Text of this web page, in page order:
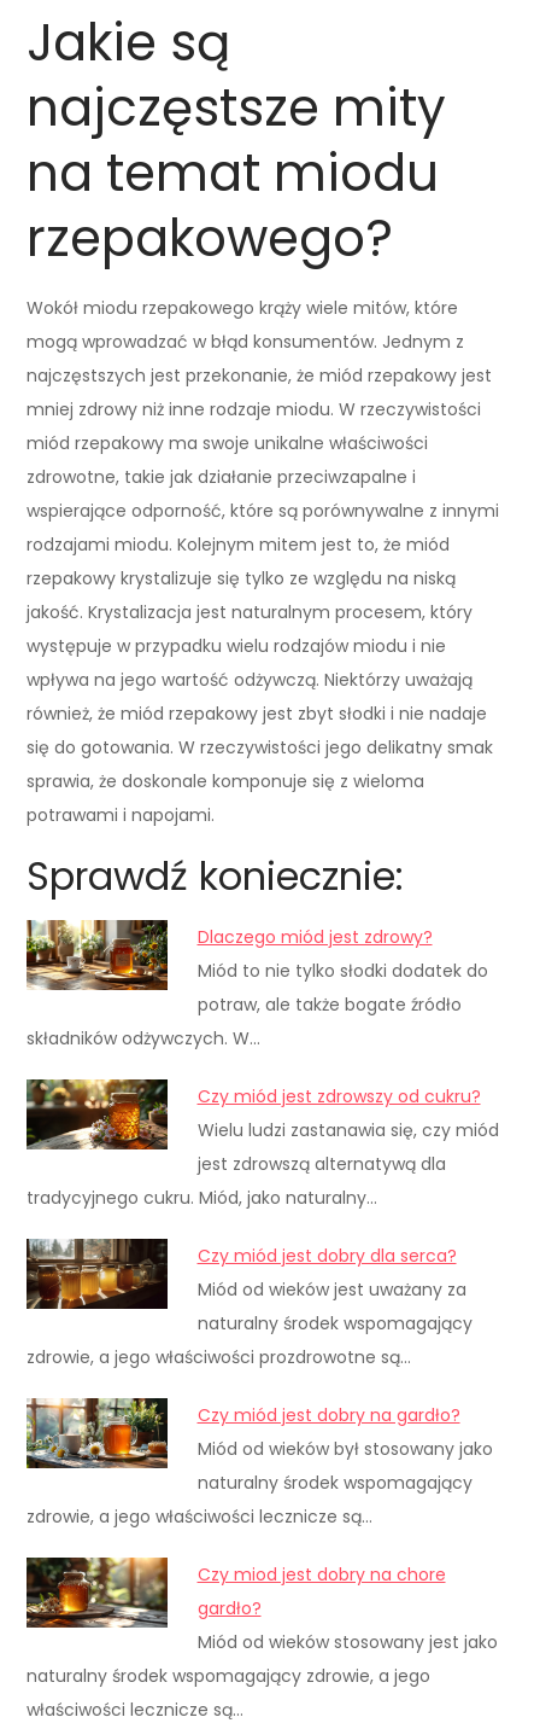
Jakie są
najczęstsze mity
na temat miodu
rzepakowego?
Wokół miodu rzepakowego krąży wiele mitów, które
mogą wprowadzać w błąd konsumentów. Jednym z
najczęstszych jest przekonanie, że miód rzepakowy jest
mniej zdrowy niż inne rodzaje miodu. W rzeczywistości
miód rzepakowy ma swoje unikalne właściwości
zdrowotne, takie jak działanie przeciwzapalne i
wspierające odporność, które są porównywalne z innymi
rodzajami miodu. Kolejnym mitem jest to, że miód
rzepakowy krystalizuje się tylko ze względu na niską
jakość. Krystalizacja jest naturalnym procesem, który
występuje w przypadku wielu rodzajów miodu i nie
wpływa na jego wartość odżywczą. Niektórzy uważają
również, że miód rzepakowy jest zbyt słodki i nie nadaje
się do gotowania. W rzeczywistości jego delikatny smak
sprawia, że doskonale komponuje się z wieloma
potrawami i napojami.
Sprawdź koniecznie:
Dlaczego miód jest zdrowy?
Miód to nie tylko słodki dodatek do
potraw, ale także bogate źródło
składników odżywczych. W…
Czy miód jest zdrowszy od cukru?
Wielu ludzi zastanawia się, czy miód
jest zdrowszą alternatywą dla
tradycyjnego cukru. Miód, jako naturalny…
Czy miód jest dobry dla serca?
Miód od wieków jest uważany za
naturalny środek wspomagający
zdrowie, a jego właściwości prozdrowotne są…
Czy miód jest dobry na gardło?
Miód od wieków był stosowany jako
naturalny środek wspomagający
zdrowie, a jego właściwości lecznicze są…
Czy miod jest dobry na chore
gardło?
Miód od wieków stosowany jest jako
naturalny środek wspomagający zdrowie, a jego
właściwości lecznicze są…